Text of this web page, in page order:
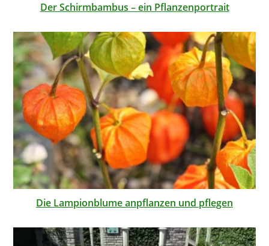
Der Schirmbambus – ein Pflanzenportrait
Die Lampionblume anpflanzen und pflegen